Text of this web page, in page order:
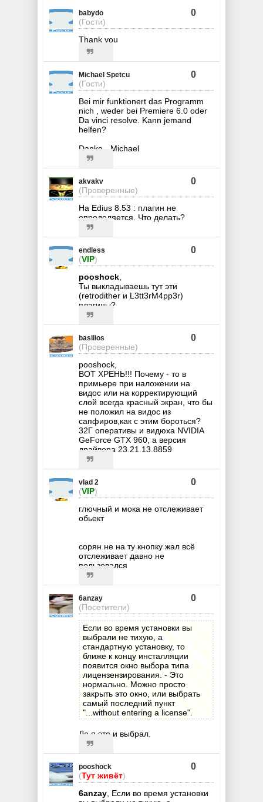
babydo
(Гости)
0
Thank you
Michael Spetcu
(Гости)
0
Bei mir funktionert das Programm
nich , weder bei Premiere 6.0 oder
Da vinci resolve. Kann jemand
helfen?
Danke - Michael
akvakv
(Проверенные)
0
На Edius 8.53 : плагин не
определяется. Что делать?
endless
(VIP)
0
pooshock,
Ты выкладываешь тут эти
(retrodither и L3tt3rM4pp3r)
плагины?
basilios
(Проверенные)
0
pooshock,
ВОТ ХРЕНЬ!!! Почему - то в
примьере при наложении на
видос или на корректирующий
слой всегда красный экран, что бы
не положил на видос из
сапфиров,как с этим бороться?
32Г оперативы и видюха NVIDIA
GeForce GTX 960, а версия
драйвера 23.21.13.8859
vlad 2
(VIP)
0
глючный и мока не отслеживает
обьект
сорян не на ту кнопку жал всё
отслеживает давно не
пользовался
6anzay
(Посетители)
0
Если во время установки вы
выбрали не тихую, а
стандартную установку, то
ближе к концу инсталляции
появится окно выбора типа
лицензензирования. - Это
нормально. Можно просто
закрыть это окно, или выбрать
самый последний пункт
"...without entering a license".
Да я это и выбрал.
pooshock
(Тут живёт)
0
6anzay , Если во время установки